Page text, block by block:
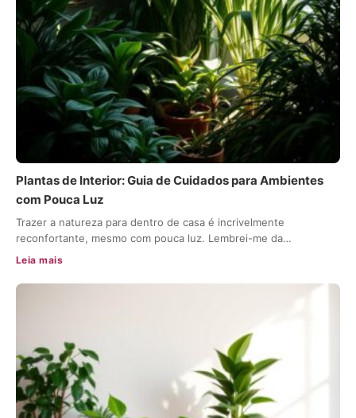
Plantas de Interior: Guia de Cuidados para Ambientes
com Pouca Luz
Trazer a natureza para dentro de casa é incrivelmente
reconfortante, mesmo com pouca luz. Lembrei-me da…
Leia mais